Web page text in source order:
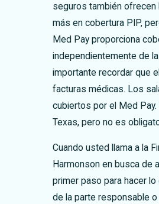
seguros también
más en cobertura PIP,
Med Pay proporciona
independientemente de
importante recordar que
facturas médicas. Los
cubiertos por el Med
Texas, pero no es
Cuando usted llama a la
Harmonson en busca de
primer paso para hacer
de la parte responsable